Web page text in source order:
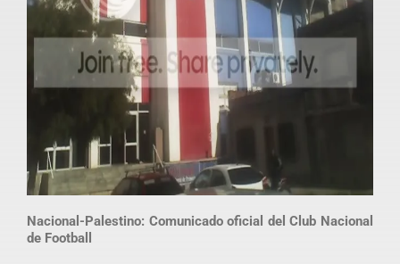
Nacional-Palestino: Comunicado oficial del Club Nacional
de Football